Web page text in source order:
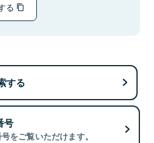
る
する
号
をご覧いただけます。